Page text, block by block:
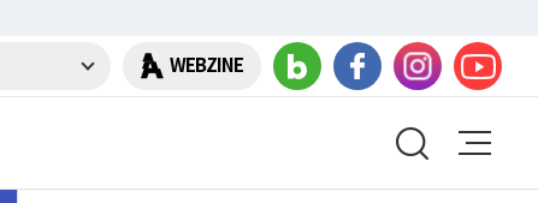
WEBZINE